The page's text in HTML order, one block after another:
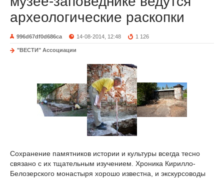
археологические раскопки
996d67df0d686ca 14-08-2014, 12:48 1 126
"ВЕСТИ" Ассоциации
Сохранение памятников истории и культуры всегда тесно
связано с их тщательным изучением. Хроника Кирилло-
Белозерского монастыря хорошо известна, и экскурсоводы